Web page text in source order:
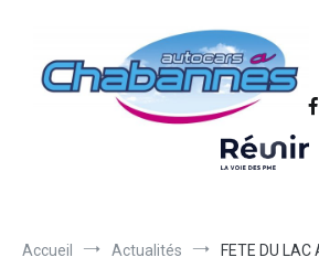
Autocars Chabannes |
Transport scolaire, Transports de
Transport touristique France et Europe
Accueil Actualités FETE DU LAC